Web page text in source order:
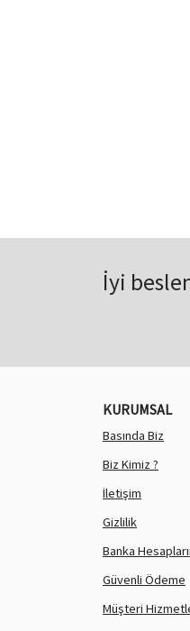
İyi
KURUMSAL
Basında Biz
Biz Kimiz ?
İletişim
Gizlilik
Banka
Güvenli Ödeme
Müşteri